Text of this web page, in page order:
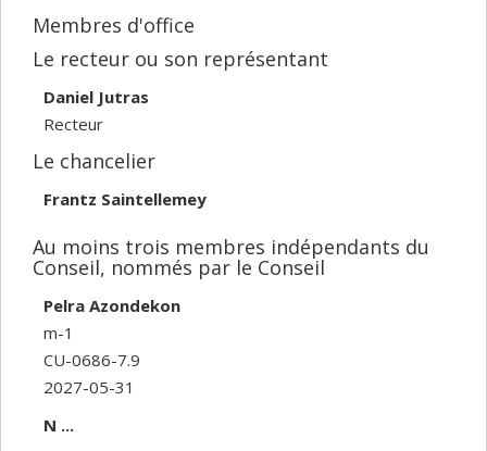
Membres d'office
Le recteur ou son représentant
Daniel Jutras
Recteur
Le chancelier
Frantz Saintellemey
Au moins trois membres indépendants du
Conseil, nommés par le Conseil
Pelra Azondekon
m-1
CU-0686-7.9
2027-05-31
N ...